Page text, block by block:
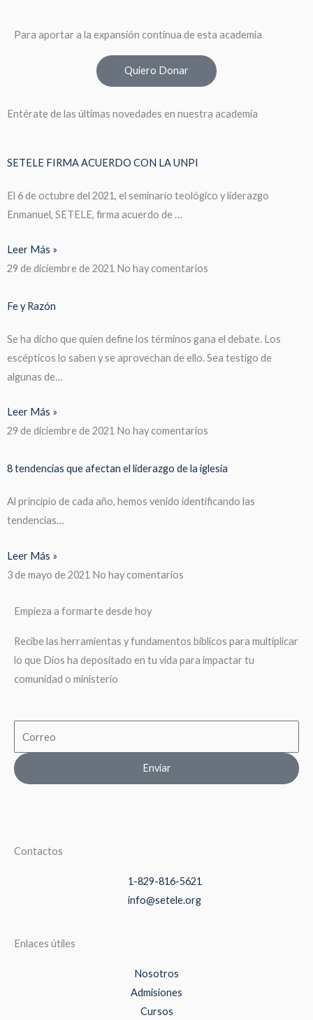
Para aportar a la expansión continua de esta academia
Quiero Donar
Entérate de las últimas novedades en nuestra academia
SETELE FIRMA ACUERDO CON LA UNPI
El 6 de octubre del 2021, el seminario teológico y liderazgo
Enmanuel, SETELE, firma acuerdo de …
Leer Más »
29 de diciembre de 2021 No hay comentarios
Fe y Razón
Se ha dicho que quien define los términos gana el debate. Los
escépticos lo saben y se aprovechan de ello. Sea testigo de
algunas de…
Leer Más »
29 de diciembre de 2021 No hay comentarios
8 tendencias que afectan el liderazgo de la iglesia
Al principio de cada año, hemos venido identificando las
tendencias…
Leer Más »
3 de mayo de 2021 No hay comentarios
Empieza a formarte desde hoy
Recibe las herramientas y fundamentos biblicos para multiplicar
lo que Dios ha depositado en tu vida para impactar tu
comunidad o ministerio
Enviar
Contactos
1-829-816-5621
info@setele.org
Enlaces útiles
Nosotros
Admisiones
Cursos